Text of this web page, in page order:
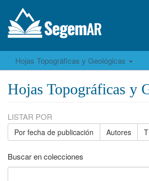
Hojas Topográficas y Geológicas
Hojas Topográficas y
LISTAR POR
Por fecha de publicación Autores
Buscar en colecciones